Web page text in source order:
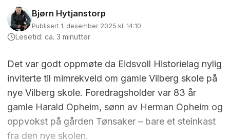
Bjørn Hytjanstorp
Publisert 1. desember 2025 kl. 14:10
Lesetid: ca. 3 minutter
Det var godt oppmøte da Eidsvoll Historielag nylig
inviterte til mimrekveld om gamle Vilberg skole på
nye Vilberg skole. Foredragsholder var 83 år
gamle Harald Opheim, sønn av Herman Opheim og
oppvokst på gården Tønsaker – bare et steinkast
fra den nye skolen.